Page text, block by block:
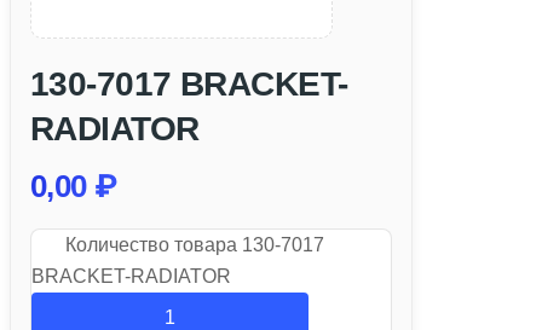
130-7017 BRACKET-
RADIATOR
0,00 ₽
Количество товара 130-7017
BRACKET-RADIATOR